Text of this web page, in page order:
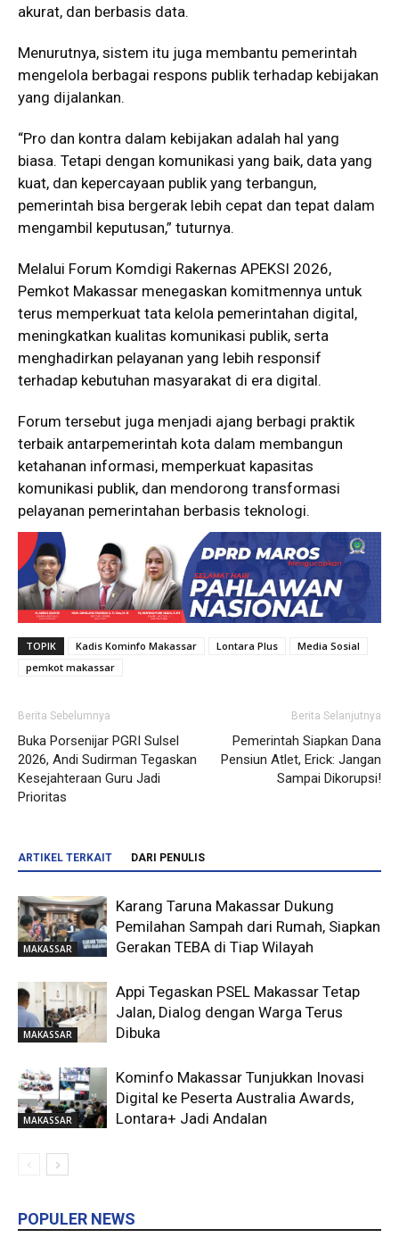
akurat, dan berbasis data.
Menurutnya, sistem itu juga membantu pemerintah
mengelola berbagai respons publik terhadap kebijakan
yang dijalankan.
“Pro dan kontra dalam kebijakan adalah hal yang
biasa. Tetapi dengan komunikasi yang baik, data yang
kuat, dan kepercayaan publik yang terbangun,
pemerintah bisa bergerak lebih cepat dan tepat dalam
mengambil keputusan,” tuturnya.
Melalui Forum Komdigi Rakernas APEKSI 2026,
Pemkot Makassar menegaskan komitmennya untuk
terus memperkuat tata kelola pemerintahan digital,
meningkatkan kualitas komunikasi publik, serta
menghadirkan pelayanan yang lebih responsif
terhadap kebutuhan masyarakat di era digital.
Forum tersebut juga menjadi ajang berbagi praktik
terbaik antarpemerintah kota dalam membangun
ketahanan informasi, memperkuat kapasitas
komunikasi publik, dan mendorong transformasi
pelayanan pemerintahan berbasis teknologi.
TOPIK Kadis Kominfo Makassar Lontara Plus
Media Sosial
pemkot makassar
Berita Sebelumnya
Buka Porsenijar PGRI Sulsel
2026, Andi Sudirman Tegaskan
Kesejahteraan Guru Jadi
Prioritas
Berita Selanjutnya
Pemerintah Siapkan Dana
Pensiun Atlet, Erick: Jangan
Sampai Dikorupsi!
ARTIKEL TERKAIT DARI PENULIS
MAKASSAR
Karang Taruna Makassar Dukung
Pemilahan Sampah dari Rumah, Siapkan
Gerakan TEBA di Tiap Wilayah
MAKASSAR
Appi Tegaskan PSEL Makassar Tetap
Jalan, Dialog dengan Warga Terus
Dibuka
MAKASSAR
Kominfo Makassar Tunjukkan Inovasi
Digital ke Peserta Australia Awards,
Lontara+ Jadi Andalan
POPULER NEWS